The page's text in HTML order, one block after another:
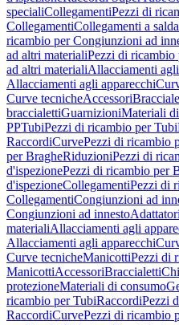
specialiCollegamentiPezzi di
CollegamentiCollegamenti a
ricambio per Congiunzioni ad
ad altri materialiPezzi di ricambio
ad altri materialiAllacciamenti
Allacciamenti agli apparecchi
Curve tecnicheAccessori
braccialettiGuarnizioniMateriali
PPTubiPezzi di ricambio per Tubi
RaccordiCurvePezzi di ricambio
per BragheRiduzioniPezzi di
d'ispezionePezzi di ricambio per
d'ispezioneCollegamentiPezzi di
CollegamentiCongiunzioni ad
Congiunzioni ad innesto
materialiAllacciamenti agli
Allacciamenti agli apparecchi
Curve tecnicheManicottiPezzi di
ManicottiAccessoriBraccialetti
protezioneMateriali di consumo
ricambio per TubiRaccordiPezzi
RaccordiCurvePezzi di ricambio